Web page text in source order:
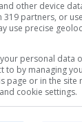
ha vissuto
other device
319 partners, or
use precise
personal data
to by managing
page or in the site
cookie settings.